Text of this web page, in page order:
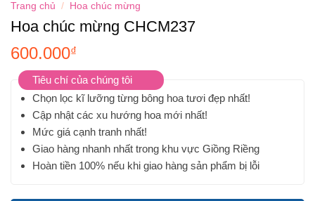
Trang chủ / Hoa chúc mừng
Hoa chúc mừng CHCM237
600.000₫
Tiêu chí của chúng tôi
Chọn lọc kĩ lưỡng từng bông hoa tươi đẹp nhất!
Cập nhật các xu hướng hoa mới nhất!
Mức giá cạnh tranh nhất!
Giao hàng nhanh nhất trong khu vực Giồng Riềng
Hoàn tiền 100% nếu khi giao hàng sản phẩm bị lỗi